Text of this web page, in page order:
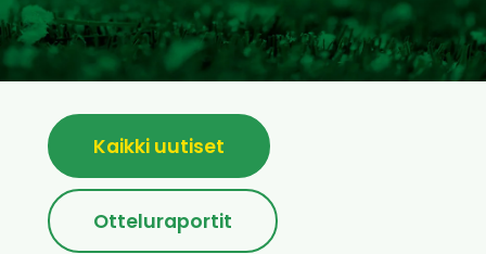
Kaikki uutiset
Otteluraportit